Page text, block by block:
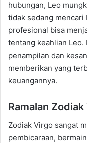
hubungan, Leo
tidak sedang
profesional bisa
tentang keahlian
penampilan dan
memberikan yang
keuangannya.
Ramalan
Zodiak Virgo sangat
pembicaraan,